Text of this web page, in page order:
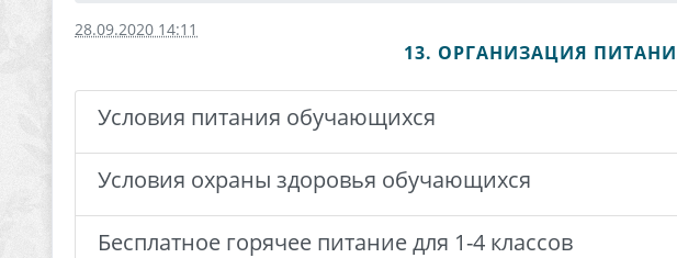
28.09.2020 14:11
13. ОРГАНИЗАЦИЯ
Условия питания обучающихся
Условия охраны здоровья обучающихся
Бесплатное горячее питание для 1-4 классов